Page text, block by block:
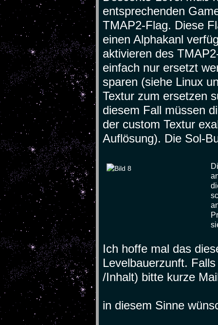
entsprechenden
TMAP2-Flag. Diese
einen Alphakanl
aktivieren des
einfach nur ersetzt
sparen (siehe Linux
Textur zum ersetzen
diesem Fall müssen
der custom Textur
Auflösung). Die Sol-
Ich hoffe mal das
Levelbauerzunft.
/Inhalt) bitte kurze
in diesem Sinne